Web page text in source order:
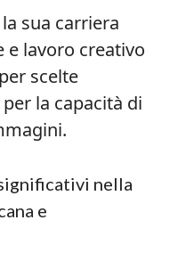
sua carriera
e lavoro creativo
scelte
la capacità di
nella
e